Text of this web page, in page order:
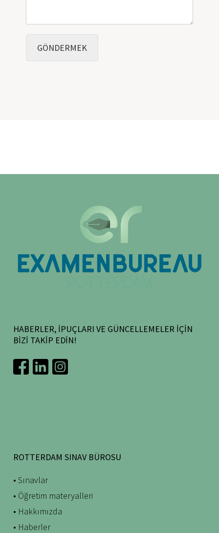
GÖNDERMEK
HABERLER, IPUÇLARI VE GÜNCELLEMELER IÇIN
BIZI TAKIP EDIN!
ROTTERDAM SINAV BÜROSU
• Sınavlar
• Öğretim materyalleri
• Hakkımızda
• Haberler